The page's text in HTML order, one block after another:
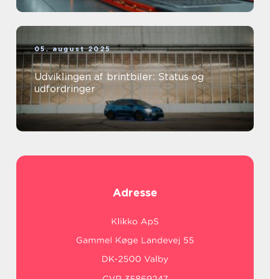
05. august 2025
Udviklingen af brintbiler: Status og
udfordringer
Adresse